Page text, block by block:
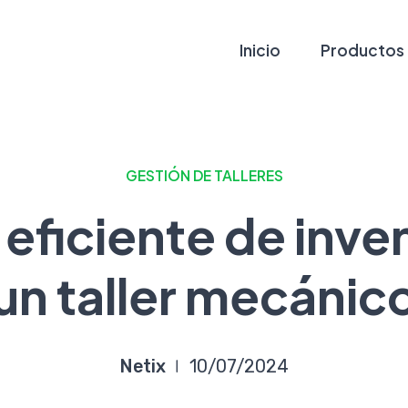
Inicio Productos
GESTIÓN DE TALLERES
de
taller
Netix 10/07/2024